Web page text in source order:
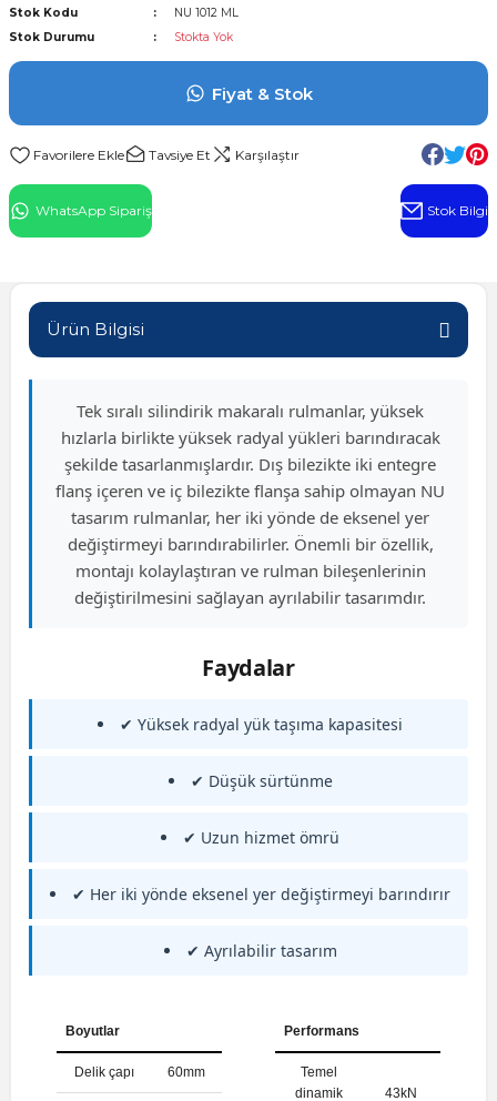
Rulman
Stok Kodu
NU 1012 ML
Stok Durumu
Stokta Yok
Fiyat & Stok
Tavsiye Et Karşılaştır
WhatsApp Sipariş Stok Bilgi
Ürün Bilgisi
Tek sıralı silindirik makaralı rulmanlar, yüksek
hızlarla birlikte yüksek radyal yükleri barındıracak
şekilde tasarlanmışlardır. Dış bilezikte iki entegre
flanş içeren ve iç bilezikte flanşa sahip olmayan NU
tasarım rulmanlar, her iki yönde de eksenel yer
değiştirmeyi barındırabilirler. Önemli bir özellik,
montajı kolaylaştıran ve rulman bileşenlerinin
değiştirilmesini sağlayan ayrılabilir tasarımdır.
Faydalar
✔ Yüksek radyal yük taşıma kapasitesi
✔ Düşük sürtünme
✔ Uzun hizmet ömrü
✔ Her iki yönde eksenel yer değiştirmeyi barındırır
✔ Ayrılabilir tasarım
Boyutlar
Delik çapı 60mm
Performans
Temel
dinamik
43kN